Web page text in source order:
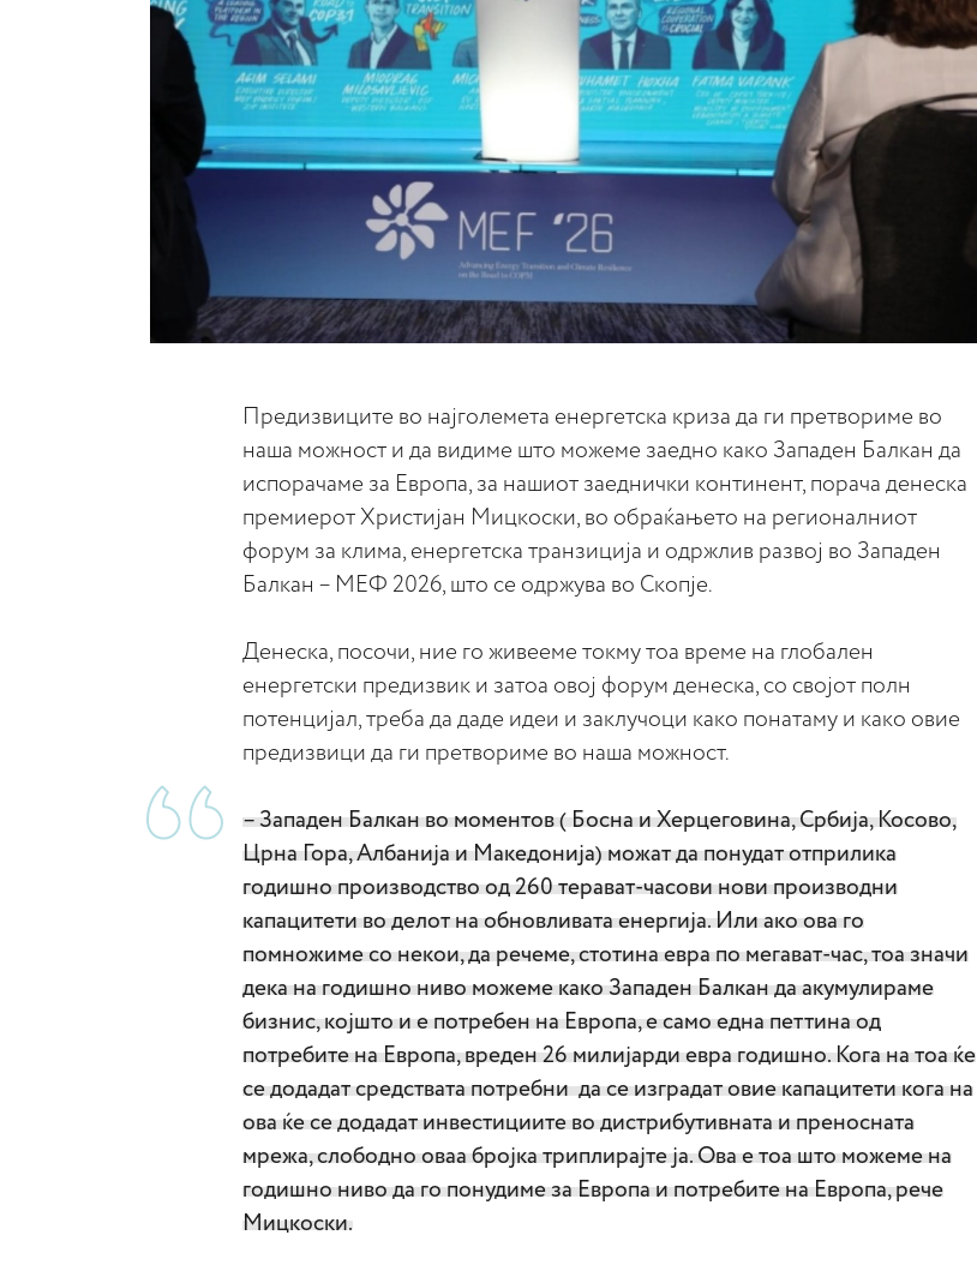
Предизвиците во најголемета енергетска криза да ги претвориме во
наша можност и да видиме што можеме заедно како Западен Балкан да
испорачаме за Европа, за нашиот заеднички континент, порача денеска
премиерот Христијан Мицкоски, во обраќањето на регионалниот
форум за клима, енергетска транзиција и одржлив развој во Западен
Балкан – МЕФ 2026, што се одржува во Скопје.
Денеска, посочи, ние го живееме токму тоа време на глобален
енергетски предизвик и затоа овој форум денеска, со својот полн
потенцијал, треба да даде идеи и заклучоци како понатаму и како овие
предизвици да ги претвориме во наша можност.
– Западен Балкан во моментов ( Босна и Херцеговина, Србија, Косово,
Црна Гора, Албанија и Македонија) можат да понудат отприлика
годишно производство од 260 терават-часови нови производни
капацитети во делот на обновливата енергија. Или ако ова го
помножиме со некои, да речеме, стотина евра по мегават-час, тоа значи
дека на годишно ниво можеме како Западен Балкан да акумулираме
бизнис, којшто и е потребен на Европа, е само една петтина од
потребите на Европа, вреден 26 милијарди евра годишно. Кога на тоа ќе
се додадат средствата потребни да се изградат овие капацитети кога на
ова ќе се додадат инвестициите во дистрибутивната и преносната
мрежа, слободно оваа бројка триплирајте ја. Ова е тоа што можеме на
годишно ниво да го понудиме за Европа и потребите на Европа, рече
Мицкоски.